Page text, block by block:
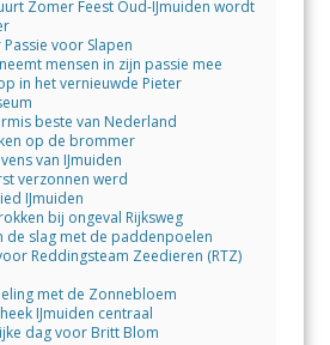
Zomer Feest Oud-IJmuiden wordt
voor Slapen
mensen in zijn passie mee
in het vernieuwde Pieter
beste van Nederland
op de brommer
van IJmuiden
verzonnen werd
IJmuiden
bij ongeval Rijksweg
de slag met de paddenpoelen
Reddingsteam Zeedieren (RTZ)
met de Zonnebloem
IJmuiden centraal
dag voor Britt Blom